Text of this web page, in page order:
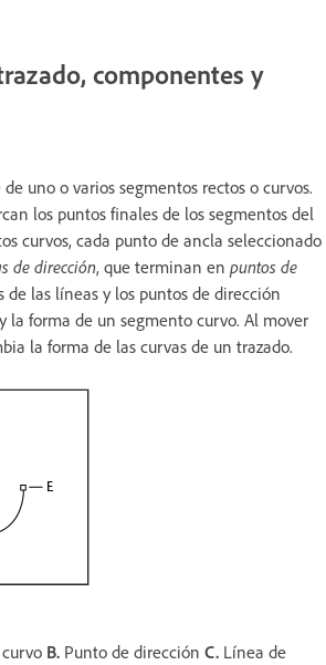
componentes y
uno o varios segmentos rectos o curvos.
los puntos finales de los segmentos del
curvos, cada punto de ancla seleccionado
de dirección, que terminan en puntos de
de las líneas y los puntos de dirección
forma de un segmento curvo. Al mover
la forma de las curvas de un trazado.
B. Punto de dirección C. Línea de